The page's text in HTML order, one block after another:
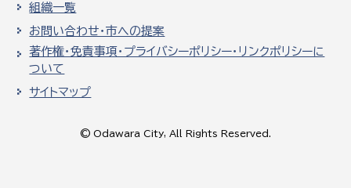
組織一覧
お問い合わせ・市への提案
著作権・免責事項・プライバシーポリシー・リンクポリシーに
ついて
サイトマップ
© Odawara City, All Rights Reserved.